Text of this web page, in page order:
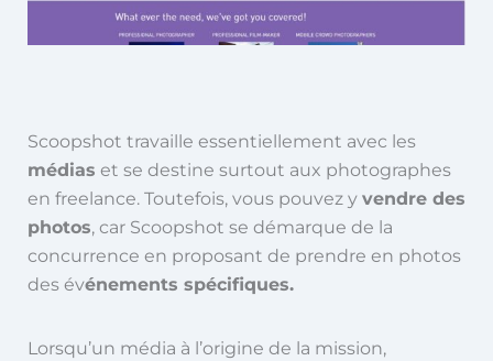
Scoopshot travaille essentiellement avec les
médias et se destine surtout aux photographes
en freelance. Toutefois, vous pouvez y vendre des
photos, car Scoopshot se démarque de la
concurrence en proposant de prendre en photos
des événements spécifiques.
Lorsqu’un média à l’origine de la mission,